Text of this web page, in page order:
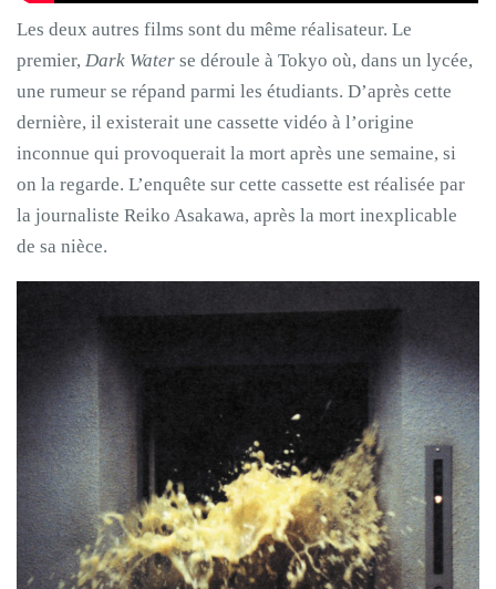
Les deux autres films sont du même réalisateur. Le
premier, Dark Water se déroule à Tokyo où, dans un lycée,
une rumeur se répand parmi les étudiants. D’après cette
dernière, il existerait une cassette vidéo à l’origine
inconnue qui provoquerait la mort après une semaine, si
on la regarde. L’enquête sur cette cassette est réalisée par
la journaliste Reiko Asakawa, après la mort inexplicable
de sa nièce.